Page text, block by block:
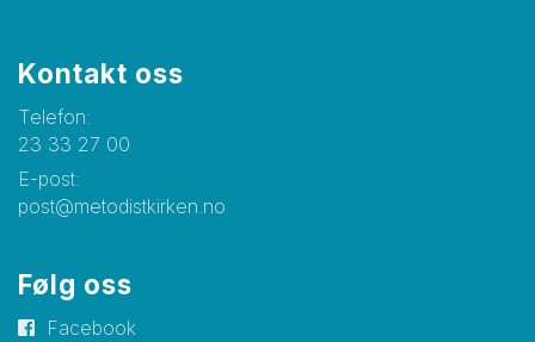
Kontakt oss
Telefon:
23 33 27 00
E-post:
post@metodistkirken.no
Følg oss
Facebook